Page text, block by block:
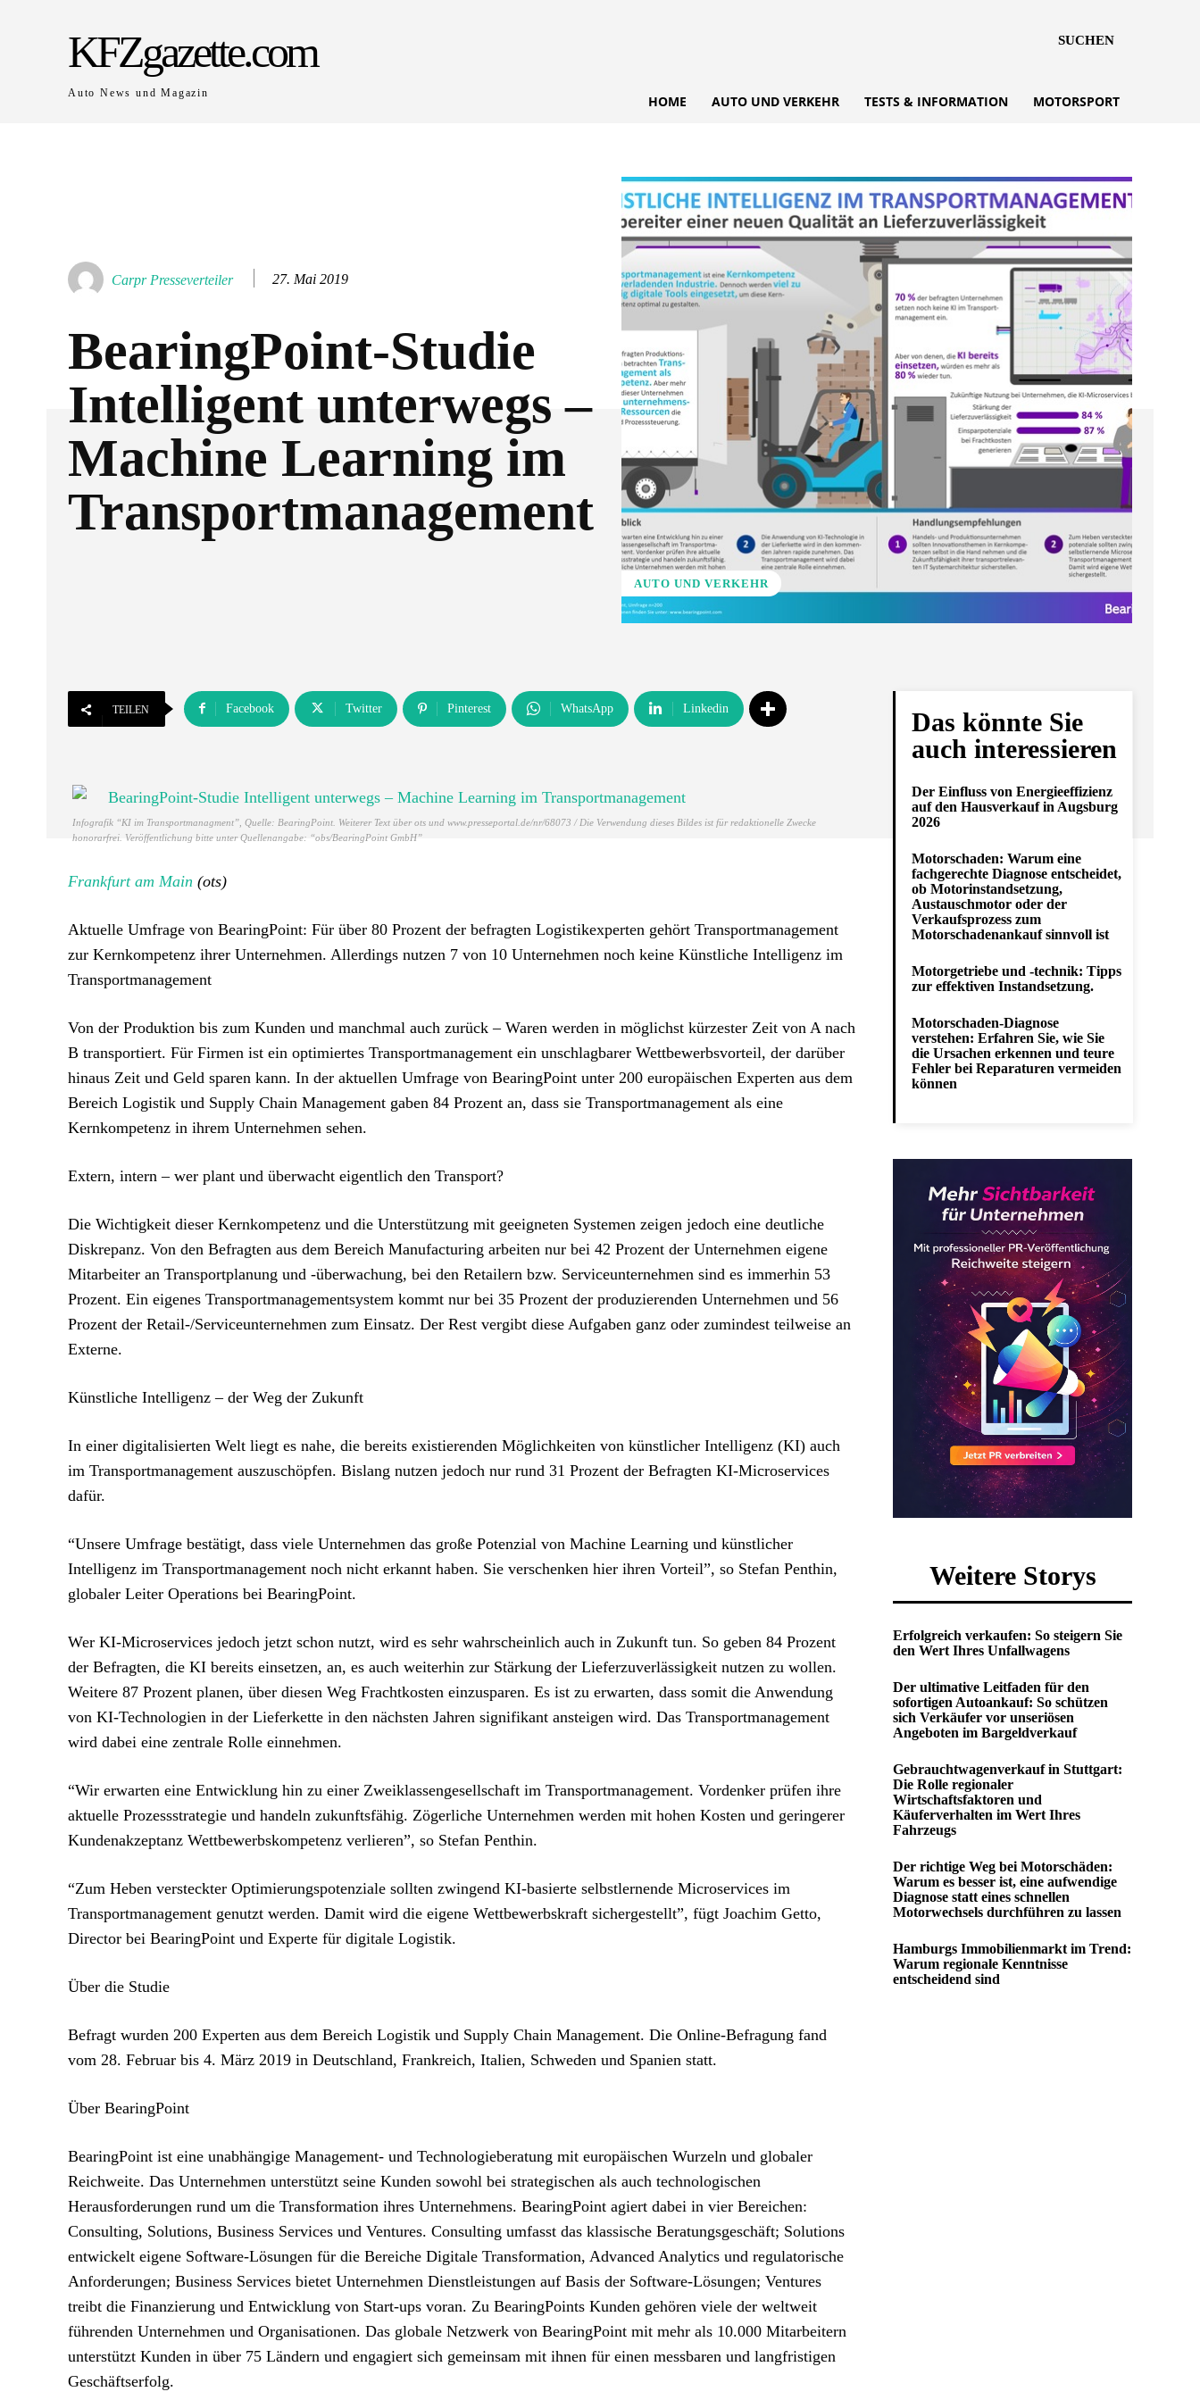
KFZgazette.com
Auto News und Magazin
SUCHEN
HOME AUTO UND VERKEHR TESTS & INFORMATION MOTORSPORT
Carpr Presseverteiler 27. Mai 2019
BearingPoint-Studie
Intelligent unterwegs –
Machine Learning im
Transportmanagement
AUTO UND VERKEHR
TEILEN Facebook Twitter Pinterest WhatsApp Linkedin
Infografik “KI im Transportmanagment”, Quelle: BearingPoint. Weiterer Text über ots und www.presseportal.de/nr/68073 / Die Verwendung dieses Bildes ist für redaktionelle Zwecke
honorarfrei. Veröffentlichung bitte unter Quellenangabe: “obs/BearingPoint GmbH”
Frankfurt am Main (ots)
Aktuelle Umfrage von BearingPoint: Für über 80 Prozent der befragten Logistikexperten gehört Transportmanagement
zur Kernkompetenz ihrer Unternehmen. Allerdings nutzen 7 von 10 Unternehmen noch keine Künstliche Intelligenz im
Transportmanagement
Von der Produktion bis zum Kunden und manchmal auch zurück – Waren werden in möglichst kürzester Zeit von A nach
B transportiert. Für Firmen ist ein optimiertes Transportmanagement ein unschlagbarer Wettbewerbsvorteil, der darüber
hinaus Zeit und Geld sparen kann. In der aktuellen Umfrage von BearingPoint unter 200 europäischen Experten aus dem
Bereich Logistik und Supply Chain Management gaben 84 Prozent an, dass sie Transportmanagement als eine
Kernkompetenz in ihrem Unternehmen sehen.
Extern, intern – wer plant und überwacht eigentlich den Transport?
Die Wichtigkeit dieser Kernkompetenz und die Unterstützung mit geeigneten Systemen zeigen jedoch eine deutliche
Diskrepanz. Von den Befragten aus dem Bereich Manufacturing arbeiten nur bei 42 Prozent der Unternehmen eigene
Mitarbeiter an Transportplanung und -überwachung, bei den Retailern bzw. Serviceunternehmen sind es immerhin 53
Prozent. Ein eigenes Transportmanagementsystem kommt nur bei 35 Prozent der produzierenden Unternehmen und 56
Prozent der Retail-/Serviceunternehmen zum Einsatz. Der Rest vergibt diese Aufgaben ganz oder zumindest teilweise an
Externe.
Künstliche Intelligenz – der Weg der Zukunft
In einer digitalisierten Welt liegt es nahe, die bereits existierenden Möglichkeiten von künstlicher Intelligenz (KI) auch
im Transportmanagement auszuschöpfen. Bislang nutzen jedoch nur rund 31 Prozent der Befragten KI-Microservices
dafür.
“Unsere Umfrage bestätigt, dass viele Unternehmen das große Potenzial von Machine Learning und künstlicher
Intelligenz im Transportmanagement noch nicht erkannt haben. Sie verschenken hier ihren Vorteil”, so Stefan Penthin,
globaler Leiter Operations bei BearingPoint.
Wer KI-Microservices jedoch jetzt schon nutzt, wird es sehr wahrscheinlich auch in Zukunft tun. So geben 84 Prozent
der Befragten, die KI bereits einsetzen, an, es auch weiterhin zur Stärkung der Lieferzuverlässigkeit nutzen zu wollen.
Weitere 87 Prozent planen, über diesen Weg Frachtkosten einzusparen. Es ist zu erwarten, dass somit die Anwendung
von KI-Technologien in der Lieferkette in den nächsten Jahren signifikant ansteigen wird. Das Transportmanagement
wird dabei eine zentrale Rolle einnehmen.
“Wir erwarten eine Entwicklung hin zu einer Zweiklassengesellschaft im Transportmanagement. Vordenker prüfen ihre
aktuelle Prozessstrategie und handeln zukunftsfähig. Zögerliche Unternehmen werden mit hohen Kosten und geringerer
Kundenakzeptanz Wettbewerbskompetenz verlieren”, so Stefan Penthin.
“Zum Heben versteckter Optimierungspotenziale sollten zwingend KI-basierte selbstlernende Microservices im
Transportmanagement genutzt werden. Damit wird die eigene Wettbewerbskraft sichergestellt”, fügt Joachim Getto,
Director bei BearingPoint und Experte für digitale Logistik.
Über die Studie
Befragt wurden 200 Experten aus dem Bereich Logistik und Supply Chain Management. Die Online-Befragung fand
vom 28. Februar bis 4. März 2019 in Deutschland, Frankreich, Italien, Schweden und Spanien statt.
Über BearingPoint
BearingPoint ist eine unabhängige Management- und Technologieberatung mit europäischen Wurzeln und globaler
Reichweite. Das Unternehmen unterstützt seine Kunden sowohl bei strategischen als auch technologischen
Herausforderungen rund um die Transformation ihres Unternehmens. BearingPoint agiert dabei in vier Bereichen:
Consulting, Solutions, Business Services und Ventures. Consulting umfasst das klassische Beratungsgeschäft; Solutions
entwickelt eigene Software-Lösungen für die Bereiche Digitale Transformation, Advanced Analytics und regulatorische
Anforderungen; Business Services bietet Unternehmen Dienstleistungen auf Basis der Software-Lösungen; Ventures
treibt die Finanzierung und Entwicklung von Start-ups voran. Zu BearingPoints Kunden gehören viele der weltweit
führenden Unternehmen und Organisationen. Das globale Netzwerk von BearingPoint mit mehr als 10.000 Mitarbeitern
unterstützt Kunden in über 75 Ländern und engagiert sich gemeinsam mit ihnen für einen messbaren und langfristigen
Geschäftserfolg.
Das könnte Sie
auch interessieren
Der Einfluss von Energieeffizienz
auf den Hausverkauf in Augsburg
2026
Motorschaden: Warum eine
fachgerechte Diagnose entscheidet,
ob Motorinstandsetzung,
Austauschmotor oder der
Verkaufsprozess zum
Motorschadenankauf sinnvoll ist
Motorgetriebe und -technik: Tipps
zur effektiven Instandsetzung.
Motorschaden-Diagnose
verstehen: Erfahren Sie, wie Sie
die Ursachen erkennen und teure
Fehler bei Reparaturen vermeiden
können
Weitere Storys
Erfolgreich verkaufen: So steigern Sie
den Wert Ihres Unfallwagens
Der ultimative Leitfaden für den
sofortigen Autoankauf: So schützen
sich Verkäufer vor unseriösen
Angeboten im Bargeldverkauf
Gebrauchtwagenverkauf in Stuttgart:
Die Rolle regionaler
Wirtschaftsfaktoren und
Käuferverhalten im Wert Ihres
Fahrzeugs
Der richtige Weg bei Motorschäden:
Warum es besser ist, eine aufwendige
Diagnose statt eines schnellen
Motorwechsels durchführen zu lassen
Hamburgs Immobilienmarkt im Trend:
Warum regionale Kenntnisse
entscheidend sind